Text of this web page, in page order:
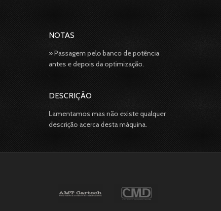
NOTAS
» Passagem pelo banco de potência
antes e depois da optimização.
DESCRIÇÃO
Lamentamos mas não existe qualquer
descrição acerca desta máquina.